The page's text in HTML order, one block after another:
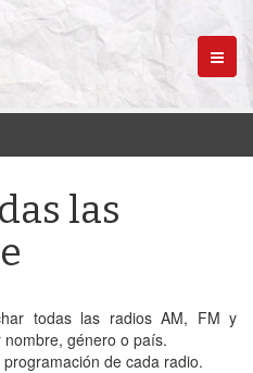
Menú
las
todas las radios AM, FM y
género o país.
de cada radio.